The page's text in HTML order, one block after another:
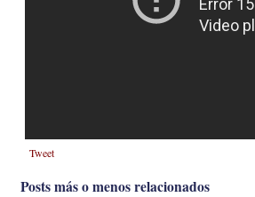
Tweet
Posts más o menos relacionados